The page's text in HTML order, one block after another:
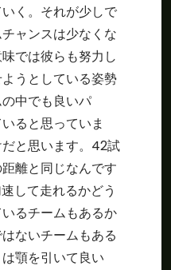
く。それが少しで
ャンスは少なくな
では彼らも努力し
うとしている姿勢
中でも良いパ
ると思っていま
と思います。42試
離と同じなんです
して走れるかどう
るチームもあるか
ないチームもある
顎を引いて良い